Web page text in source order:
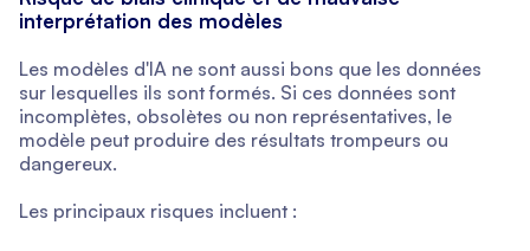
interprétation des modèles
Les modèles d'IA ne sont aussi bons que les données
sur lesquelles ils sont formés. Si ces données sont
incomplètes, obsolètes ou non représentatives, le
modèle peut produire des résultats trompeurs ou
dangereux.
Les principaux risques incluent :